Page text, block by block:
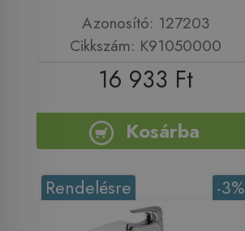
Azonosító: 127203
Cikkszám: K91050000
16 933 Ft
Kosárba
-3%
Rendelésre